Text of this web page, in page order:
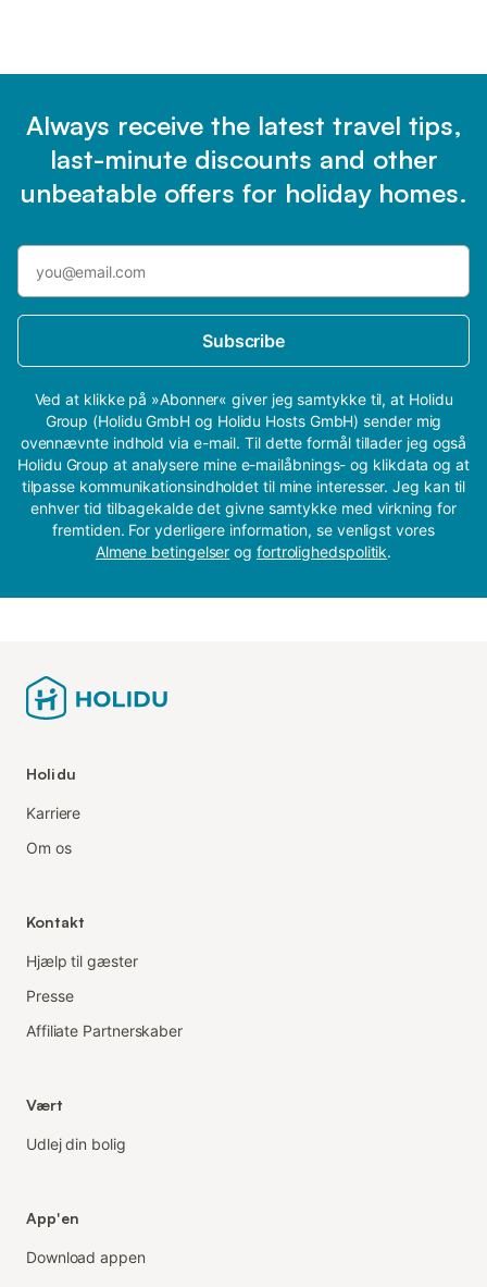
Always receive the latest travel tips,
last-minute discounts and other
unbeatable offers for holiday homes.
Subscribe
Ved at klikke på »Abonner« giver jeg samtykke til, at Holidu
Group (Holidu GmbH og Holidu Hosts GmbH) sender mig
ovennævnte indhold via e-mail. Til dette formål tillader jeg også
Holidu Group at analysere mine e-mailåbnings- og klikdata og at
tilpasse kommunikationsindholdet til mine interesser. Jeg kan til
enhver tid tilbagekalde det givne samtykke med virkning for
fremtiden. For yderligere information, se venligst vores
Almene betingelser og fortrolighedspolitik.
Holidu
Karriere
Om os
Kontakt
Hjælp til gæster
Presse
Affiliate Partnerskaber
Vært
Udlej din bolig
App'en
Download appen